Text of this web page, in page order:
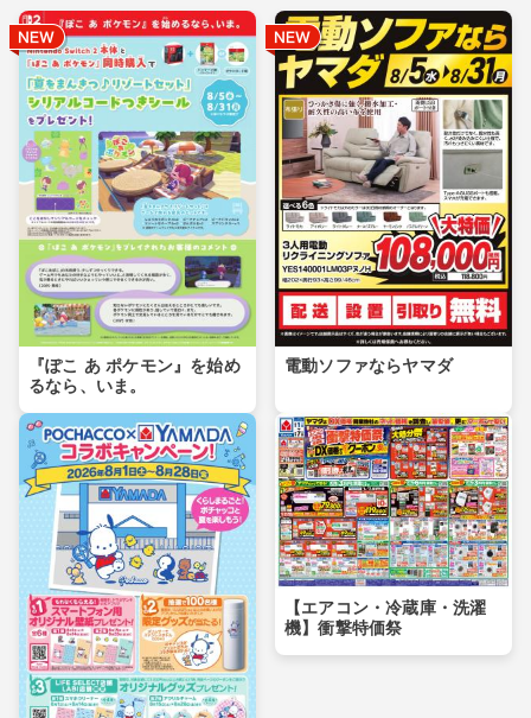
『ぽこ あ ポケモン』を始め
るなら、いま。
電動ソファならヤマダ
【エアコン・冷蔵庫・洗濯
機】衝撃特価祭